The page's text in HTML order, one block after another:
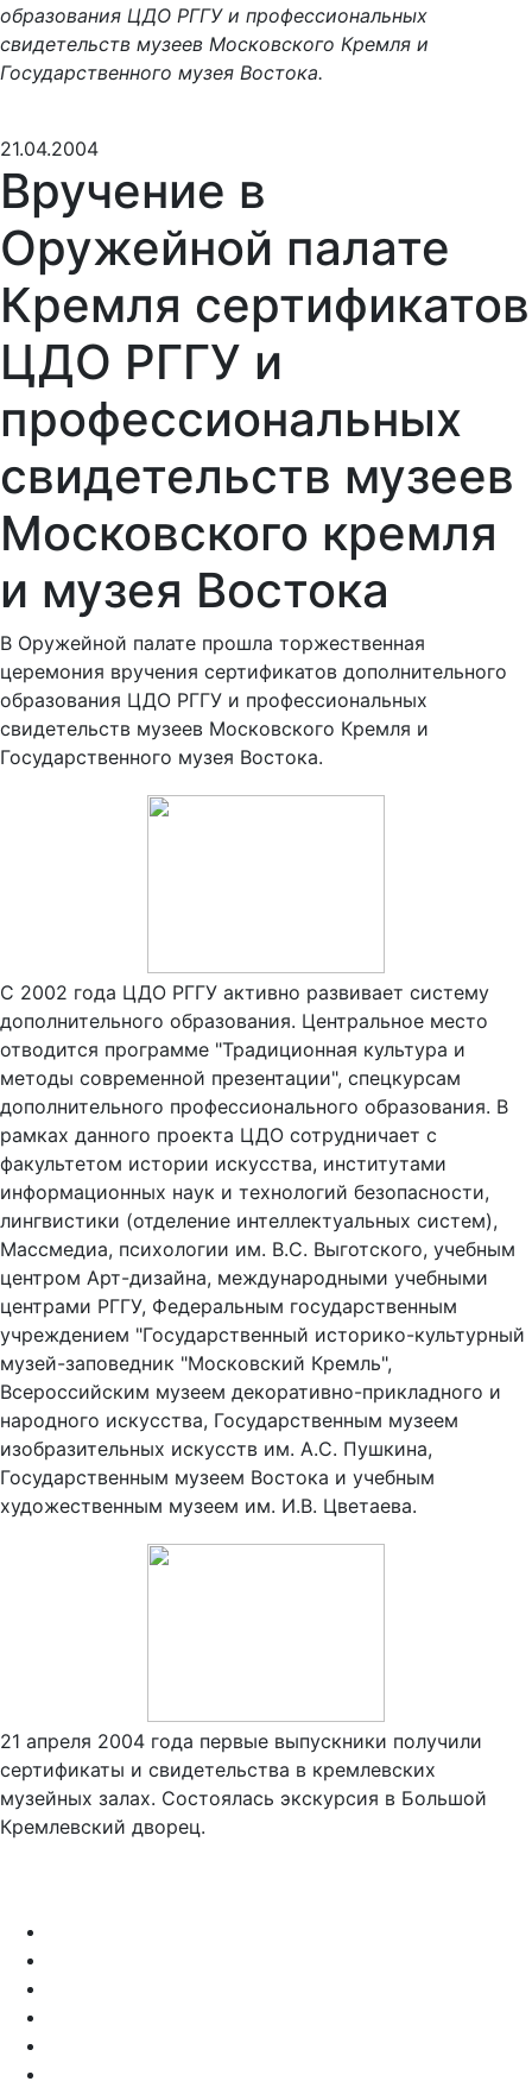
образования ЦДО РГГУ и профессиональных
свидетельств музеев Московского Кремля и
Государственного музея Востока.
21.04.2004
Вручение в
Оружейной палате
Кремля сертификатов
ЦДО РГГУ и
профессиональных
свидетельств музеев
Московского кремля
и музея Востока
В Оружейной палате прошла торжественная
церемония вручения сертификатов дополнительного
образования ЦДО РГГУ и профессиональных
свидетельств музеев Московского Кремля и
Государственного музея Востока.
С 2002 года ЦДО РГГУ активно развивает систему
дополнительного образования. Центральное место
отводится программе "Традиционная культура и
методы современной презентации", спецкурсам
дополнительного профессионального образования. В
рамках данного проекта ЦДО сотрудничает с
факультетом истории искусства, институтами
информационных наук и технологий безопасности,
лингвистики (отделение интеллектуальных систем),
Массмедиа, психологии им. В.С. Выготского, учебным
центром Арт-дизайна, международными учебными
центрами РГГУ, Федеральным государственным
учреждением "Государственный историко-культурный
музей-заповедник "Московский Кремль",
Всероссийским музеем декоративно-прикладного и
народного искусства, Государственным музеем
изобразительных искусств им. А.С. Пушкина,
Государственным музеем Востока и учебным
художественным музеем им. И.В. Цветаева.
21 апреля 2004 года первые выпускники получили
сертификаты и свидетельства в кремлевских
музейных залах. Состоялась экскурсия в Большой
Кремлевский дворец.